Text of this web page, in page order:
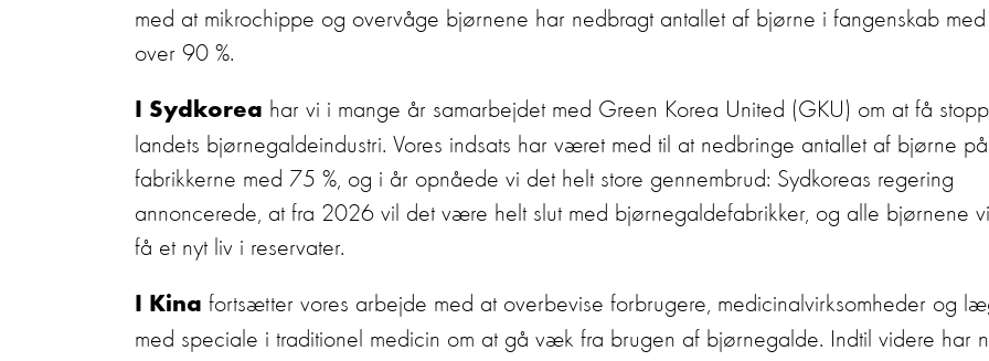
med at mikrochippe og overvåge bjørnene har nedbragt antallet af bjørne i fangenskab med
over 90 %.
I Sydkorea har vi i mange år samarbejdet med Green Korea United (GKU) om at få
landets bjørnegaldeindustri. Vores indsats har været med til at nedbringe antallet af bjørne på
fabrikkerne med 75 %, og i år opnåede vi det helt store gennembrud: Sydkoreas regering
annoncerede, at fra 2026 vil det være helt slut med bjørnegaldefabrikker, og alle bjørnene
få et nyt liv i reservater.
I Kina fortsætter vores arbejde med at overbevise forbrugere, medicinalvirksomheder og
med speciale i traditionel medicin om at gå væk fra brugen af bjørnegalde. Indtil videre har